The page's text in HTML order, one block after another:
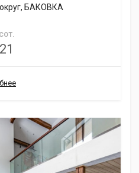
БАКОВКА
СОТ.
21